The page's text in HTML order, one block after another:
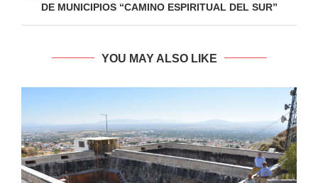
DE MUNICIPIOS “CAMINO ESPIRITUAL DEL SUR”
YOU MAY ALSO LIKE